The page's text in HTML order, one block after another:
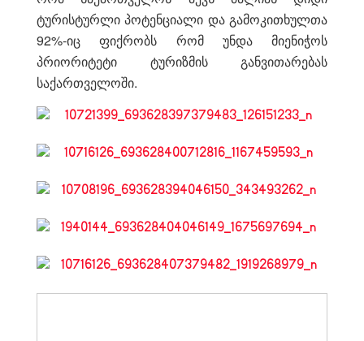
ტურისტურლი პოტენციალი და გამოკითხულთა
92%-იც ფიქრობს რომ უნდა მიენიჭოს
პრიორიტეტი ტურიზმის განვითარებას
საქართველოში.